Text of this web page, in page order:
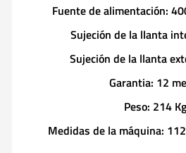
Fuente de alimentación:
Sujeción de la llanta
Sujeción de la llanta
Garantia: 12
Peso: 214
Medidas de la máquina: